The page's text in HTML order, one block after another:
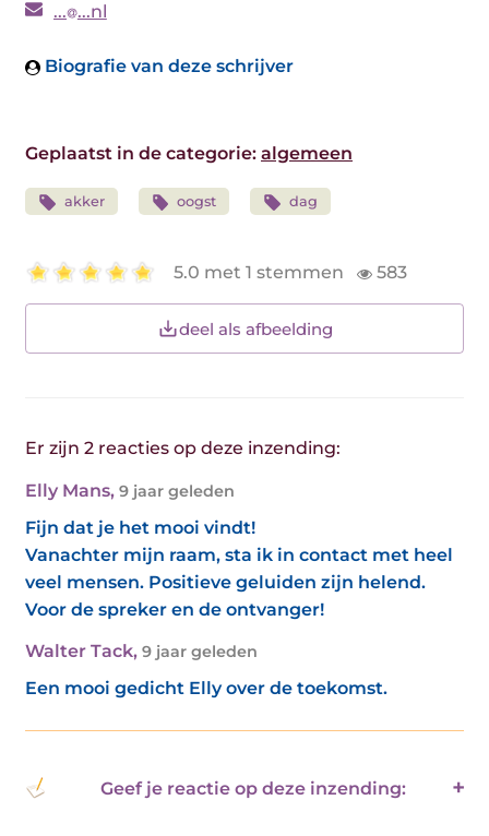
... ...nl
Biografie van deze schrijver
Geplaatst in de categorie: algemeen
akker oogst dag
5.0 met 1 stemmen 583
deel als afbeelding
Er zijn 2 reacties op deze inzending:
Elly Mans, 9 jaar geleden
Fijn dat je het mooi vindt!
Vanachter mijn raam, sta ik in contact met heel
veel mensen. Positieve geluiden zijn helend.
Voor de spreker en de ontvanger!
Walter Tack, 9 jaar geleden
Een mooi gedicht Elly over de toekomst.
Geef je reactie op deze inzending: